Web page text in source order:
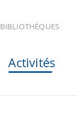
BIBLIOTHÈQUES
Activités